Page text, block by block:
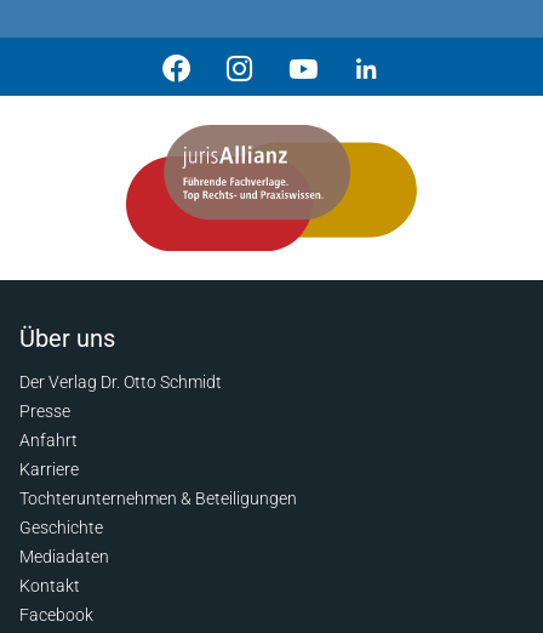
Über uns
Der Verlag Dr. Otto Schmidt
Presse
Anfahrt
Karriere
Tochterunternehmen & Beteiligungen
Geschichte
Mediadaten
Kontakt
Facebook